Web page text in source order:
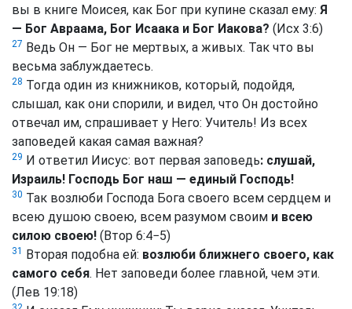
вы в книге Моисея, как Бог при купине сказал ему: Я
— Бог Авраама, Бог Исаака и Бог Иакова? (Исх 3:6)
27 Ведь Он — Бог не мертвых, а живых. Так что вы
весьма заблуждаетесь.
28 Тогда один из книжников, который, подойдя,
слышал, как они спорили, и видел, что Он достойно
отвечал им, спрашивает у Него: Учитель! Из всех
заповедей какая самая важная?
29 И ответил Иисус: вот первая заповедь: слушай,
Израиль! Господь Бог наш — единый Господь!
30 Так возлюби Господа Бога своего всем сердцем и
всею душою своею, всем разумом своим и всею
силою своею! (Втор 6:4−5)
31 Вторая подобна ей: возлюби ближнего своего, как
самого себя. Нет заповеди более главной, чем эти.
(Лев 19:18)